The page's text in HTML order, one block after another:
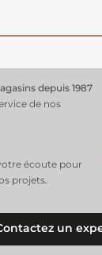
attentes. Optez
et dynamique à
depuis 1987
de nos
écoute pour
projets.
un